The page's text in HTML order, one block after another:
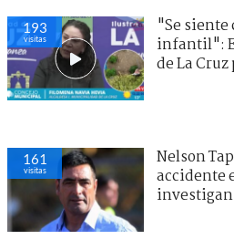
193
visitas
"Se
infantil":
de La
161
visitas
Nelson
accidente